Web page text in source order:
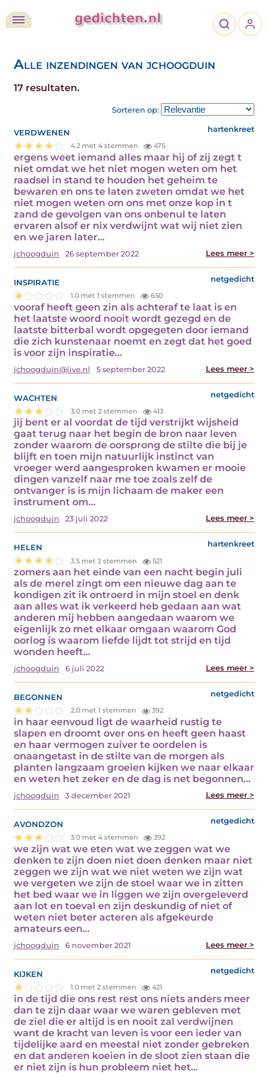
Alle inzendingen van jchoogduin
17 resultaten.
Sorteren op:
verdwenen hartenkreet
4.2 met 4 stemmen 475
ergens weet iemand alles maar hij of zij zegt t
niet omdat we het niet mogen weten om het
raadsel in stand te houden het geheim te
bewaren en ons te laten zweten omdat we het
niet mogen weten om ons met onze kop in t
zand de gevolgen van ons onbenul te laten
ervaren alsof er nix verdwijnt wat wij niet zien
en we jaren later…
jchoogduin 26 september 2022 Lees meer >
inspiratie netgedicht
1.0 met 1 stemmen 650
vooraf heeft geen zin als achteraf te laat is en
het laatste woord nooit wordt gezegd en de
laatste bitterbal wordt opgegeten door iemand
die zich kunstenaar noemt en zegt dat het goed
is voor zijn inspiratie…
jchoogduin@live.nl 5 september 2022 Lees meer >
wachten netgedicht
3.0 met 2 stemmen 413
jij bent er al voordat de tijd verstrijkt wijsheid
gaat terug naar het begin de bron naar leven
zonder waarom de oorsprong de stilte die bij je
blijft en toen mijn natuurlijk instinct van
vroeger werd aangesproken kwamen er mooie
dingen vanzelf naar me toe zoals zelf de
ontvanger is is mijn lichaam de maker een
instrument om…
jchoogduin 23 juli 2022 Lees meer >
helen hartenkreet
3.5 met 2 stemmen 521
zomers aan het einde van een nacht begin juli
als de merel zingt om een nieuwe dag aan te
kondigen zit ik ontroerd in mijn stoel en denk
aan alles wat ik verkeerd heb gedaan aan wat
anderen mij hebben aangedaan waarom we
eigenlijk zo met elkaar omgaan waarom God
oorlog is waarom liefde lijdt tot strijd en tijd
wonden heeft…
jchoogduin 6 juli 2022 Lees meer >
begonnen netgedicht
2.0 met 1 stemmen 392
in haar eenvoud ligt de waarheid rustig te
slapen en droomt over ons en heeft geen haast
en haar vermogen zuiver te oordelen is
onaangetast in de stilte van de morgen als
planten langzaam groeien kijken we naar elkaar
en weten het zeker en de dag is net begonnen…
jchoogduin 3 december 2021 Lees meer >
avondzon netgedicht
3.0 met 4 stemmen 392
we zijn wat we eten wat we zeggen wat we
denken te zijn doen niet doen denken maar niet
zeggen we zijn wat we niet weten we zijn wat
we vergeten we zijn de stoel waar we in zitten
het bed waar we in liggen we zijn overgeleverd
aan lot en toeval en zijn deskundig of niet of
weten niet beter acteren als afgekeurde
amateurs een…
jchoogduin 6 november 2021 Lees meer >
kijken netgedicht
1.0 met 2 stemmen 421
in de tijd die ons rest rest ons niets anders meer
dan te zijn daar waar we waren gebleven met
de ziel die er altijd is en nooit zal verdwijnen
want de kracht van leven is voor een ieder van
tijdelijke aard en meestal niet zonder gebreken
en dat anderen koeien in de sloot zien staan die
er niet zijn is hun probleem niet het…